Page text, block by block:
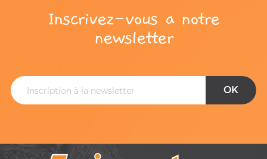
Inscrivez-vous a notre
newsletter